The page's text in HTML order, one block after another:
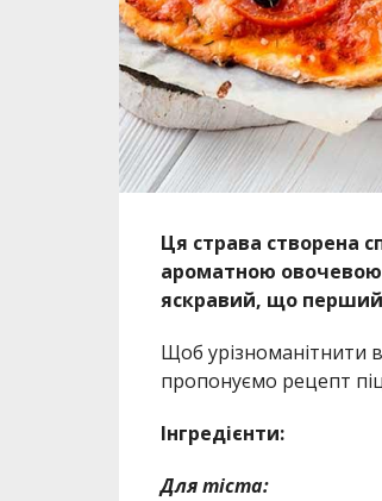
Ця страва створена
ароматною овочевою
яскравий, що перший
Щоб урізноманітнити
пропонуємо рецепт
Інгредієнти:
Для тіста: